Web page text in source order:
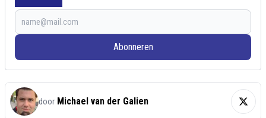
Abonneren
door Michael van der Galien